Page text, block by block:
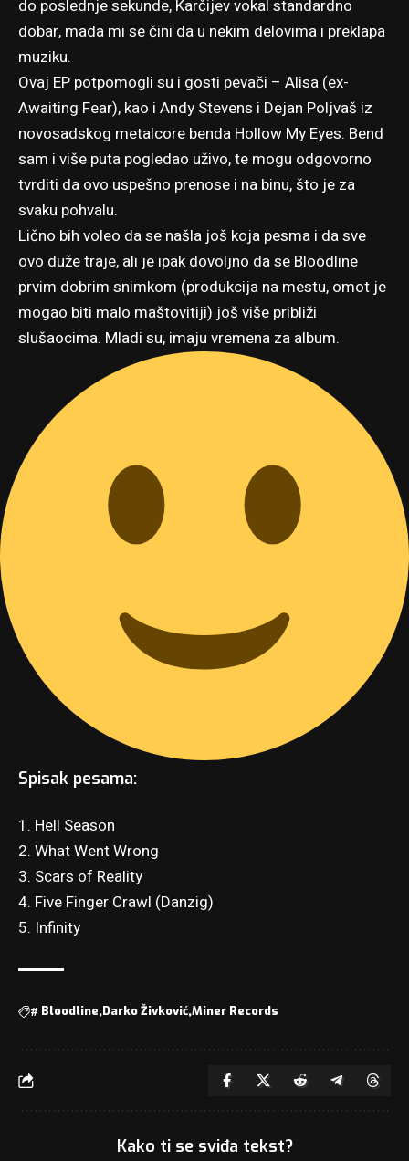
do poslednje sekunde, Karčijev vokal standardno
dobar, mada mi se čini da u nekim delovima i preklapa
muziku.
Ovaj EP potpomogli su i gosti pevači – Alisa (ex-
Awaiting Fear), kao i Andy Stevens i Dejan Poljvaš iz
novosadskog metalcore benda Hollow My Eyes. Bend
sam i više puta pogledao uživo, te mogu odgovorno
tvrditi da ovo uspešno prenose i na binu, što je za
svaku pohvalu.
Lično bih voleo da se našla još koja pesma i da sve
ovo duže traje, ali je ipak dovoljno da se Bloodline
prvim dobrim snimkom (produkcija na mestu, omot je
mogao biti malo maštovitiji) još više približi
slušaocima. Mladi su, imaju vremena za album.
Spisak pesama:
1. Hell Season
2. What Went Wrong
3. Scars of Reality
4. Five Finger Crawl (Danzig)
5. Infinity
# Bloodline Darko Živković Miner Records
Kako ti se sviđa tekst?